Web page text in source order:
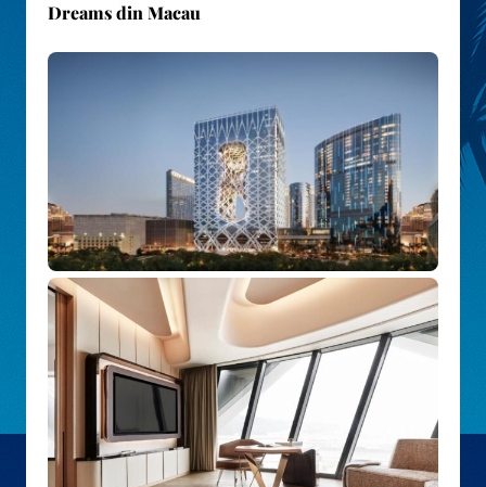
Dreams din Macau